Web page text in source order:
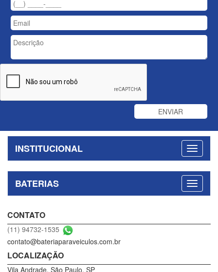
INSTITUCIONAL
BATERIAS
CONTATO
(11) 94732-1535
contato@bateriaparaveiculos.com.br
LOCALIZAÇÃO
Vila Andrade, São Paulo, SP